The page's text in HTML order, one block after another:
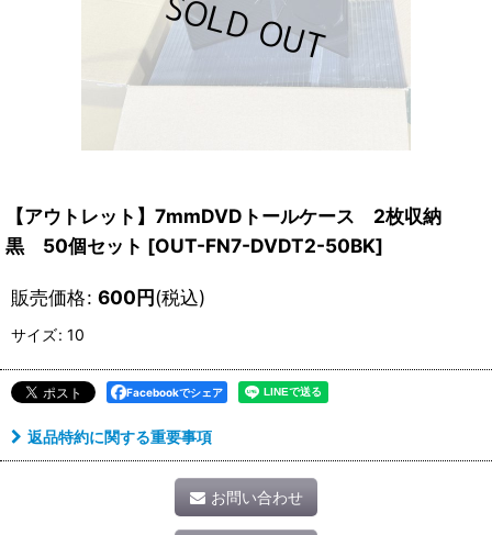
【アウトレット】7mmDVDトールケース 2枚収納
黒 50個セット [OUT-FN7-DVDT2-50BK]
販売価格: 600円(税込)
サイズ: 10
Facebookでシェア
返品特約に関する重要事項
お問い合わせ